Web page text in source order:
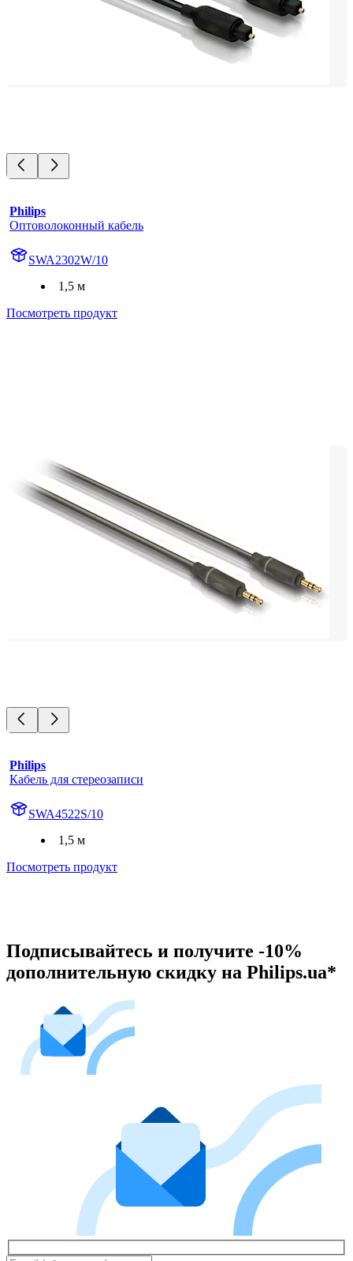
Philips
Оптоволоконный кабель
SWA2302W/10
1,5 м
Посмотреть продукт
Philips
Кабель для стереозаписи
SWA4522S/10
1,5 м
Посмотреть продукт
Подписывайтесь и получите -10%
дополнительную скидку на Philips.ua*